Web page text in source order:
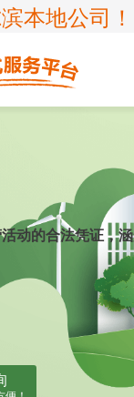
本地公司！
ISP许可证
呼叫中心业务
外资经营电信业务
诊所备案
商标疑难
ISO14001
ISO27001
ISO20000
FSC森林认证
国家高新企业复审
专精特新
科小企评咨询服务
动的合法凭证，